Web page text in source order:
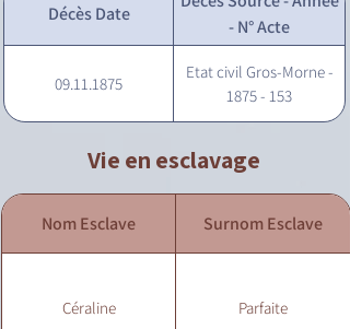
Décès Date
- N° Acte
09.11.1875
Etat civil Gros-Morne -
1875 - 153
Vie en esclavage
Nom Esclave Surnom Esclave
Céraline Parfaite